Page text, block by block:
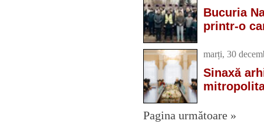
Bucuria
printr-o
marți, 30
Sinaxă
Pagina următoare »